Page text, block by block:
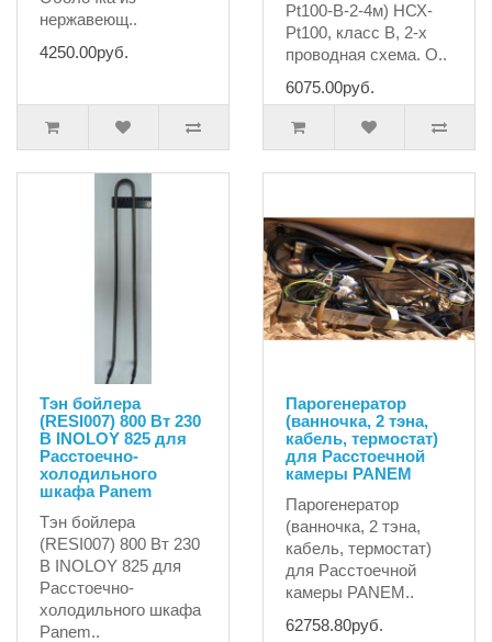
нержавеющ..
4250.00руб.
Pt100-B-2-4м) НСХ-
Pt100, класс B, 2-х
проводная схема. О..
6075.00руб.
Тэн бойлера
(RESI007) 800 Вт 230
В INOLOY 825 для
Расстоечно-
холодильного
шкафа Panem
Тэн бойлера
(RESI007) 800 Вт 230
В INOLOY 825 для
Расстоечно-
холодильного шкафа
Panem..
Парогенератор
(ванночка, 2 тэна,
кабель, термостат)
для Расстоечной
камеры PANEM
Парогенератор
(ванночка, 2 тэна,
кабель, термостат)
для Расстоечной
камеры PANEM..
62758.80руб.